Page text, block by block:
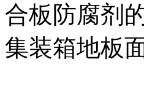
合板防腐剂
集装箱地板